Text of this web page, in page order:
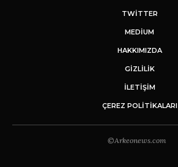
TWITTER
MEDIUM
HAKKIMIZDA
GİZLİLİK
İLETIŞIM
ÇEREZ POLITIKALARI
©Arkeonews.com